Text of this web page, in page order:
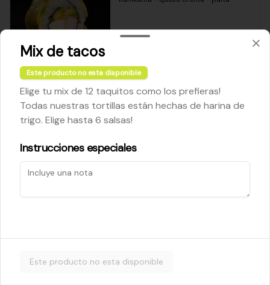
Cheese Roll
Queso crema - palta - cebollín
$5.200
$5.800
Mix de tacos
Este producto no esta disponible
Elige tu mix de 12 taquitos como los prefieras!
Todas nuestras tortillas están hechas de harina de
trigo. Elige hasta 6 salsas!
Instrucciones especiales
Este producto no esta disponible